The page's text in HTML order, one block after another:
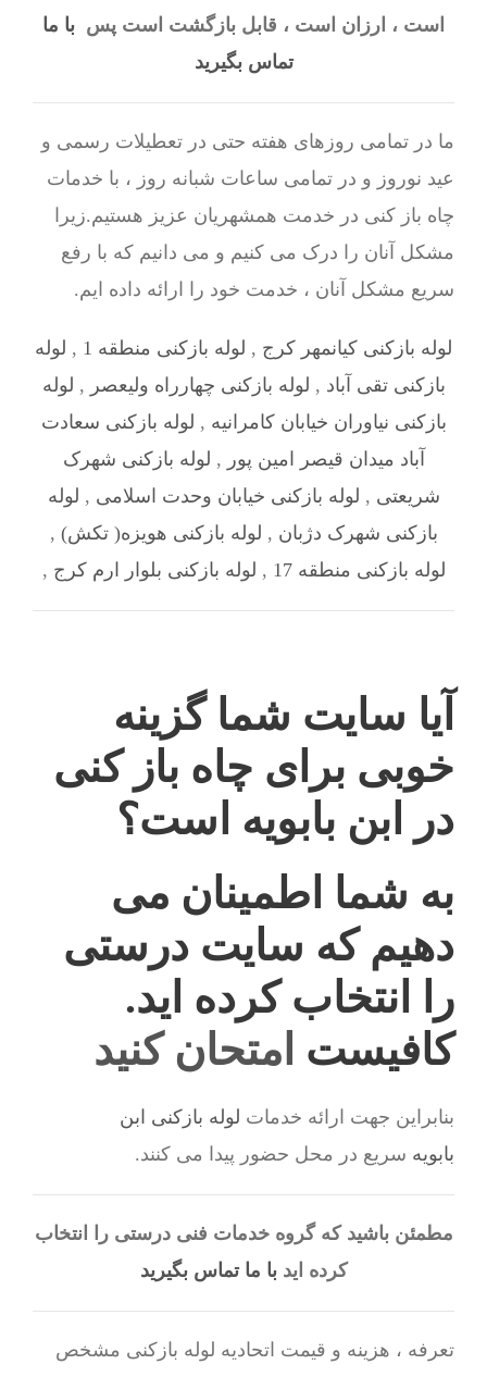
است ، ارزان است ، قابل بازگشت است پس با ما
تماس بگیرید
ما در تمامی روزهای هفته حتی در تعطیلات رسمی و
عید نوروز و در تمامی ساعات شبانه روز ، با خدمات
چاه باز کنی در خدمت همشهریان عزیز هستیم.زیرا
مشکل آنان را درک می کنیم و می دانیم که با رفع
سریع مشکل آنان ، خدمت خود را ارائه داده ایم.
لوله بازکنی کیانمهر کرج , لوله بازکنی منطقه 1 , لوله
بازکنی تقی آباد , لوله بازکنی چهارراه ولیعصر , لوله
بازکنی نیاوران خیابان کامرانیه , لوله بازکنی سعادت
آباد میدان قیصر امین پور , لوله بازکنی شهرک
شریعتی , لوله بازکنی خیابان وحدت اسلامی , لوله
بازکنی شهرک دژبان , لوله بازکنی هویزه( تکش) ,
لوله بازکنی منطقه 17
, لوله بازکنی بلوار ارم کرج ,
آیا سایت شما گزینه
خوبی برای چاه باز کنی
در ابن بابویه است؟
به شما اطمینان می
دهیم که سایت درستی
را انتخاب کرده اید.
کافیست امتحان کنید
بنابراین جهت ارائه خدمات لوله بازکنی ابن
بابویه سریع در محل حضور پیدا می کنند.
مطمئن باشید که گروه خدمات فنی درستی را انتخاب
کرده ایدبا ما تماس بگیرید
تعرفه ، هزینه و قیمت اتحادیه لوله بازکنی مشخص